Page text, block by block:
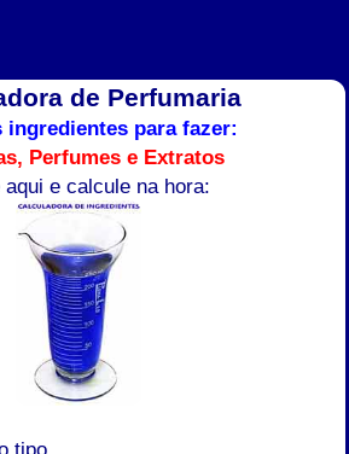
de Perfumaria
ingredientes para fazer:
Perfumes e Extratos
aqui e calcule na hora:
tipo